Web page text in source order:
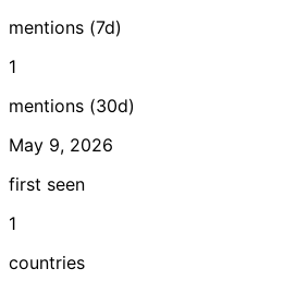
mentions (7d)
1
mentions (30d)
May 9, 2026
first seen
1
countries